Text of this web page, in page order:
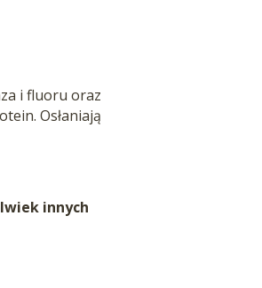
i fluoru oraz
Osłaniają
innych